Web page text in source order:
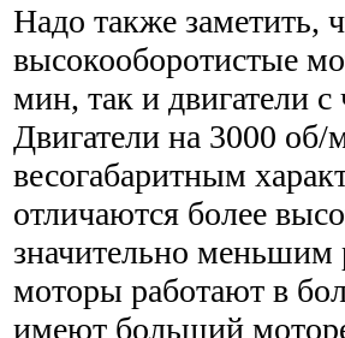
Надо также заметить,
высокооборотистые
мин, так и двигатели
Двигатели на 3000
весогабаритным
отличаются более
значительно меньшим
моторы работают в
имеют больший